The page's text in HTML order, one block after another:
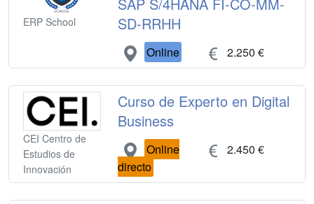
ERP School
SAP S/4HANA FI-CO-MM-
SD-RRHH
Online 2.250 €
CEI Centro de
Estudios de
Innovación
Curso de Experto en Digital
Business
Online
directo
2.450 €